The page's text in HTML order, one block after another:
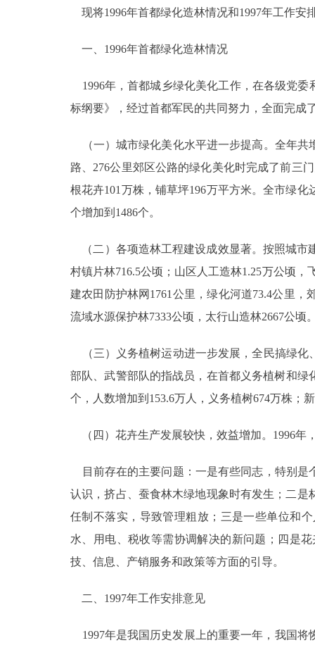
参与调查
北京概况
多语种
DEUTSCH
现将1996年首都绿化造林情况和1997年工作安
一、1996年首都绿化造林情况
1996年，首都城乡绿化美化工作，在各级党委
标纲要》，经过首都军民的共同努力，全面完成
（一）城市绿化美化水平进一步提高。全年共
路、276公里郊区公路的绿化美化时完成了前三
根花卉101万株，铺草坪196万平方米。全市绿
个增加到1486个。
（二）各项造林工程建设成效显著。按照城市
村镇片林716.5公顷；山区人工造林1.25万公顷
建农田防护林网1761公里，绿化河道73.4公里
流域水源保护林7333公顷，太行山造林2667公顷
（三）义务植树运动进一步发展，全民搞绿化
部队、武警部队的指战员，在首都义务植树和绿
个，人数增加到153.6万人，义务植树674万株；
（四）花卉生产发展较快，效益增加。1996年
目前存在的主要问题：一是有些同志，特别是
认识，挤占、蚕食林木绿地现象时有发生；二
任制不落实，导致管理粗放；三是一些单位和
水、用电、税收等需协调解决的新问题；四是
技、信息、产销服务和政策等方面的引导。
二、1997年工作安排意见
1997年是我国历史发展上的重要一年，我国将